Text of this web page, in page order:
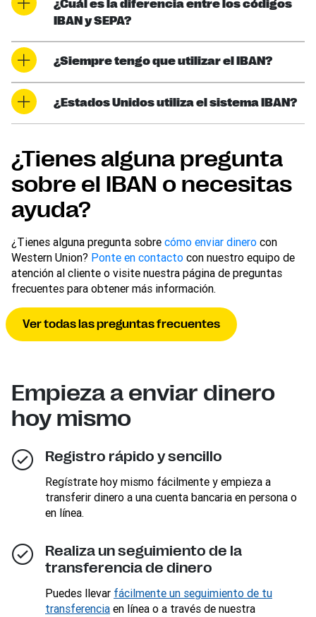
¿Cuál es la diferencia entre los códigos
IBAN y SEPA?
¿Siempre tengo que utilizar el IBAN?
¿Estados Unidos utiliza el sistema IBAN?
¿Tienes alguna pregunta
sobre el IBAN o necesitas
ayuda?
¿Tienes alguna pregunta sobre cómo enviar dinero con
Western Union? Ponte en contacto con nuestro equipo de
atención al cliente o visite nuestra página de preguntas
frecuentes para obtener más información.
Ver todas las preguntas frecuentes
Empieza a enviar dinero
hoy mismo
Registro rápido y sencillo
Regístrate hoy mismo fácilmente y empieza a
transferir dinero a una cuenta bancaria en persona o
en línea.
Realiza un seguimiento de la
transferencia de dinero
Puedes llevar fácilmente un seguimiento de tu
transferencia en línea o a través de nuestra